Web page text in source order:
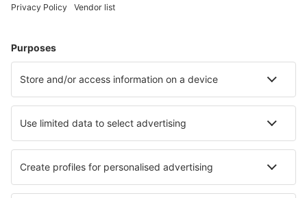
Ubytování in Essen Ubytování in Mirow
Nejlepší ubytování - města
Ubytování in Beer Jaakow Ubytování in Villaciervos